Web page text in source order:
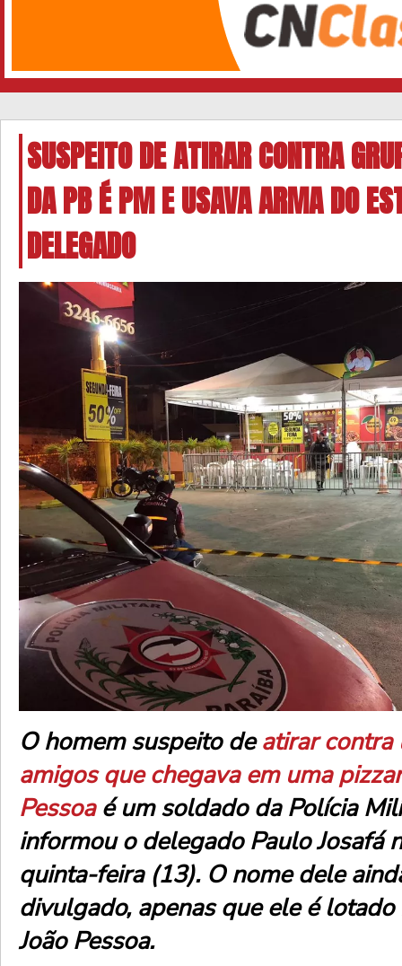
SUSPEITO DE ATIRAR CONTRA
DA PB É PM E USAVA ARMA DO
DELEGADO
O homem suspeito deatirar contra
amigos que chegava em uma
Pessoaé um soldado da Polícia
informou o delegado Paulo Josafá
quinta-feira (13). O nome dele
divulgado, apenas que ele é lotado
João Pessoa.